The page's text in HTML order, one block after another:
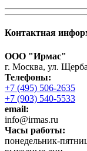
Контактная
ООО "Ирмас"
г. Москва, ул.
Телефоны:
+7 (495) 506-2635
+7 (903) 540-5533
email:
infо@irmas.ru
Часы работы:
понедельник-